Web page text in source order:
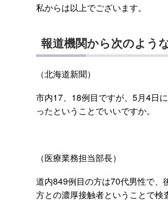
私からは以上でございます。
報道機関から次のよう
（北海道新聞）
市内17、18例目ですが、5月4日
ったということでいいですか。
（医療業務担当部長）
道内849例目の方は70代男性で、
方との濃厚接触者ということで検